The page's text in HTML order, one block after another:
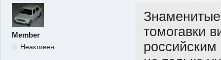
Member
Неактивен
томогавки